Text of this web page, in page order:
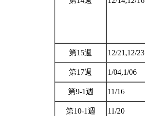
第15週 12/21,12/23
第17週 1/04,1/06
第9-1週 11/16
第10-1週 11/20